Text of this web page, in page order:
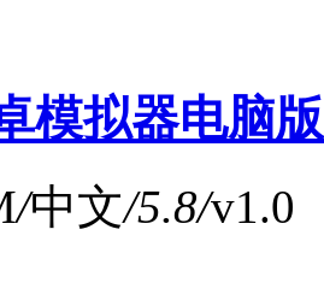
模拟器电脑版
/中文/5.8/v1.0